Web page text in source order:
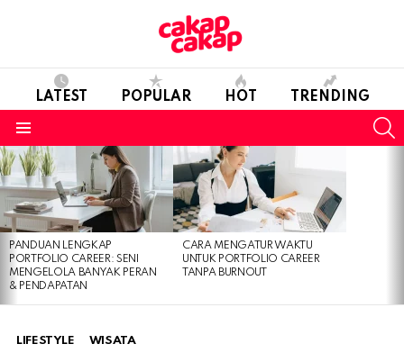
LATEST POPULAR HOT TRENDING
LATEST
STORIES
PANDUAN LENGKAP
PORTFOLIO CAREER: SENI
MENGELOLA BANYAK PERAN
& PENDAPATAN
CARA MENGATUR WAKTU
UNTUK PORTFOLIO CAREER
TANPA BURNOUT
LIFESTYLE WISATA